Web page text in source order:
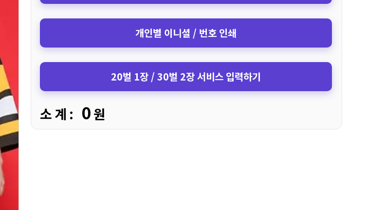
개인별 이니셜 / 번호 인쇄
20벌 1장 / 30벌 2장 서비스 입력하기
소 계 : 0원